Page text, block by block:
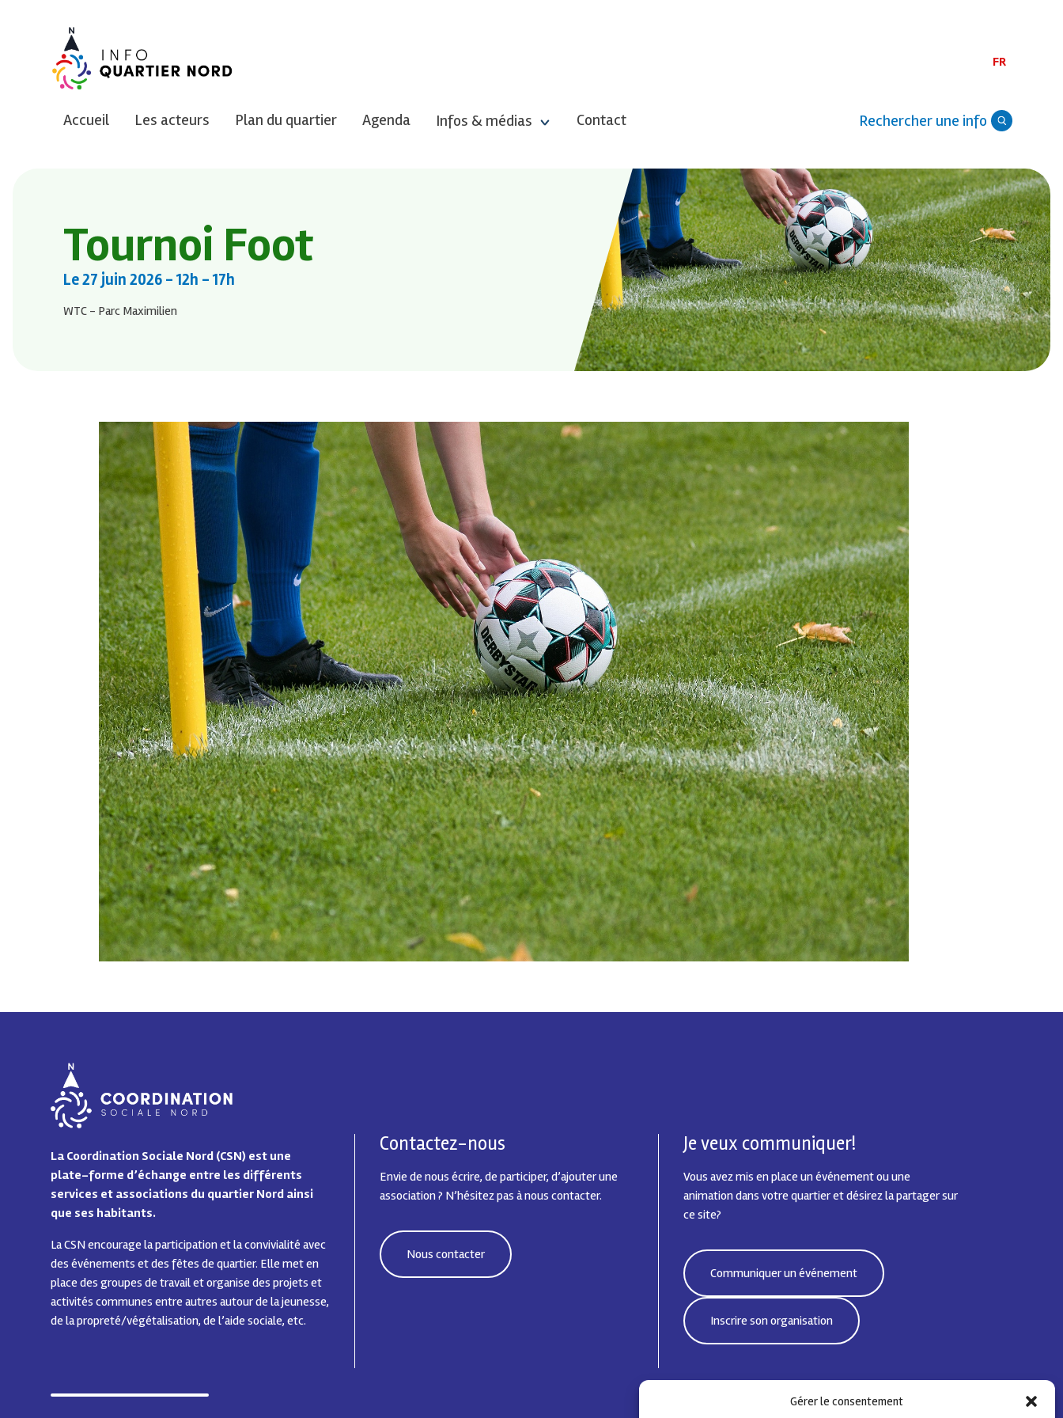
Gérer le consentement
PRINCIPAL
FR
Accueil Les acteurs Plan du quartier Agenda Infos & médias Contact Rechercher une info
Tournoi Foot
Le27 juin 2026 - 12h - 17h
WTC - Parc Maximilien
La Coordination Sociale Nord (CSN) est une
plate-forme d’échange entre les différents
services et associations du quartier Nord ainsi
que ses habitants.
La CSN encourage la participation et la convivialité avec
des événements et des fêtes de quartier. Elle met en
place des groupes de travail et organise des projets et
activités communes entre autres autour de la jeunesse,
de la propreté/végétalisation, de l’aide sociale, etc.
Contactez-nous
Envie de nous écrire, de participer, d’ajouter une
association ? N’hésitez pas à nous contacter.
Nous contacter
Je veux communiquer!
Vous avez mis en place un événement ou une
animation dans votre quartier et désirez la partager sur
ce site?
Communiquer un événement
Inscrire son organisation